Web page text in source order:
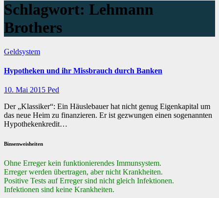
Schlagwort: Lehmann
Brothers
Geldsystem
Hypotheken und ihr Missbrauch durch Banken
10. Mai 2015 Ped
Der „Klassiker“: Ein Häuslebauer hat nicht genug Eigenkapital um
das neue Heim zu finanzieren. Er ist gezwungen einen sogenannten
Hypothekenkredit…
Binsenweisheiten
Ohne Erreger kein funktionierendes Immunsystem.
Erreger werden übertragen, aber nicht Krankheiten.
Positive Tests auf Erreger sind nicht gleich Infektionen.
Infektionen sind keine Krankheiten.